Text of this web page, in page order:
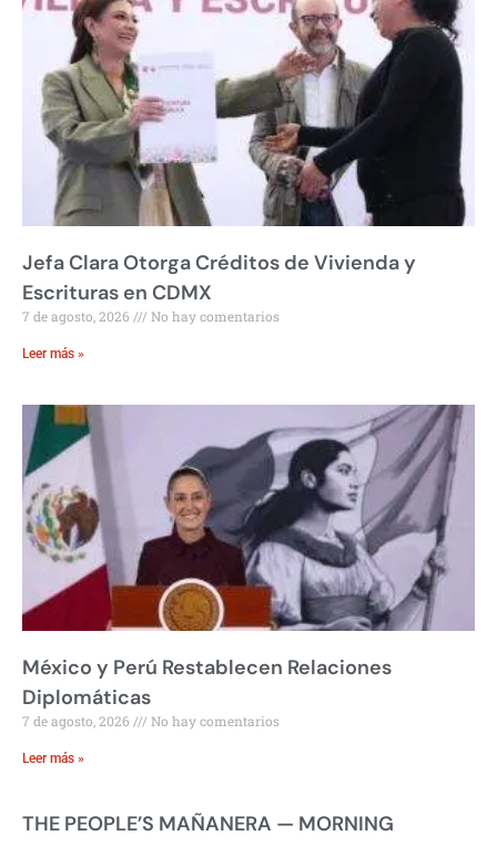
Jefa Clara Otorga Créditos de Vivienda y
Escrituras en CDMX
7 de agosto, 2026 No hay comentarios
Leer más »
México y Perú Restablecen Relaciones
Diplomáticas
7 de agosto, 2026 No hay comentarios
Leer más »
THE PEOPLE’S MAÑANERA — MORNING